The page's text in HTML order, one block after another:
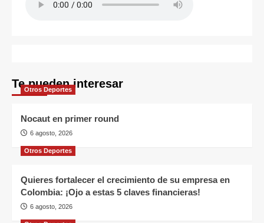
Te pueden interesar
Otros Deportes
Nocaut en primer round
6 agosto, 2026
Otros Deportes
Quieres fortalecer el crecimiento de su empresa en
Colombia: ¡Ojo a estas 5 claves financieras!
6 agosto, 2026